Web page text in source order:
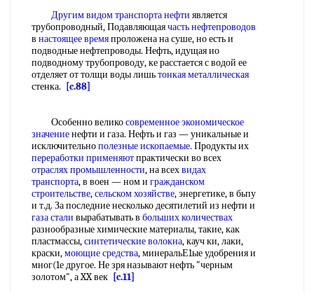
Другим видомтранспорта нефти является
трубопроводный, Подавляющаячасть нефтепроводов
в настоящее времяпроложена на суше, но есть и
подводные нефтепроводы. Нефть, идущая ио
подводному трубопроводу, ке расстается с водой ее
отделяет от толщи воды лишьтонкая металлическая
стенка.
[c.88]
Особенно великосовременное экономическое
значениенефти и газа. Нефть и газ — уникальные и
исключительнополезные ископаемые. Продукты их
переработки применяютпрактически во всех
отраслях промышленности, на всехвидах
транспорта, в воен — ном и гражданском
строительстве,сельском хозяйстве, энергетике, в бьпу
и т.д. За последние несколько десятилетий из нефти и
газа стали вырабатывать в больших количествах
разнообразные химические материалы, такие, как
пластмассы,синтетические волокна, кауч ки, лаки,
краски,моющие средства, минеральЕ1ые удобрения и
мног(1е другое. Не зря называют нефть "черным
золотом", а XX век [c.11]